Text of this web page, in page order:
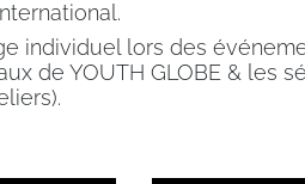
individuel lors des
de YOUTH GLOBE & les